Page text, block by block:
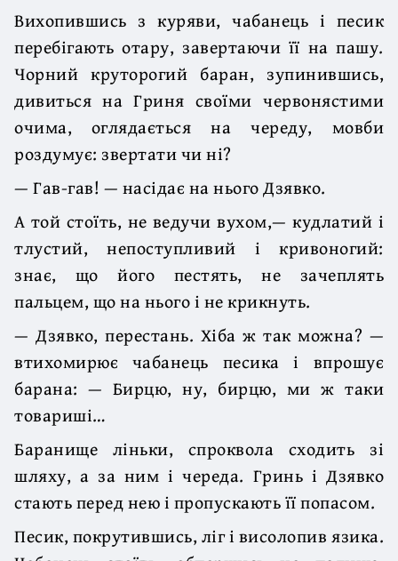
Вихопившись з куряви, чабанець і песик
перебігають отару, завертаючи її на пашу.
Чорний круторогий баран, зупинившись,
дивиться на Гриня своїми червонястими
очима, оглядається на череду, мовби
роздумує: звертати чи ні?
— Гав-гав! — насідає на нього Дзявко.
А той стоїть, не ведучи вухом,— кудлатий і
тлустий, непоступливий і кривоногий:
знає, що його пестять, не зачеплять
пальцем, що на нього і не крикнуть.
— Дзявко, перестань. Хіба ж так можна? —
втихомирює чабанець песика і впрошує
барана: — Бирцю, ну, бирцю, ми ж таки
товариші…
Баранище ліньки, спроквола сходить зі
шляху, а за ним і череда. Гринь і Дзявко
стають перед нею і пропускають її попасом.
Песик, покрутившись, ліг і висолопив язика.